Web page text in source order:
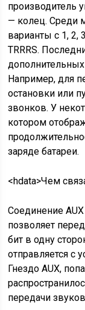
производитель
— колец. Среди
варианты с 1, 2,
TRRRS.
Например, для
остановки или
звонков. У
котором
заряде батареи.
<hdata>Чем
Соединение
позволяет
бит в одну
отправляется с
Гнездо AUX,
передачи